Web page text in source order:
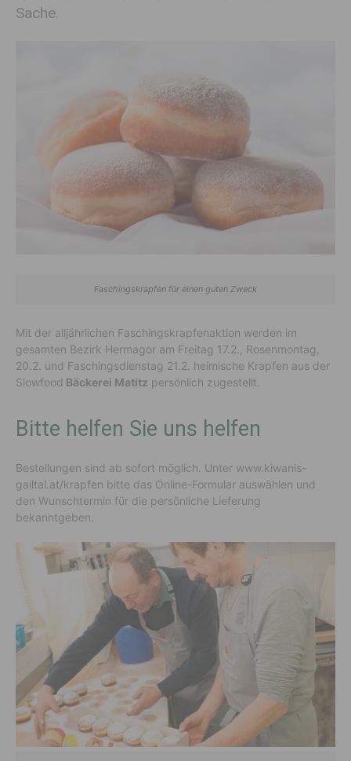
Sache.
Faschingskrapfen für einen guten Zweck
Mit der alljährlichen Faschingskrapfenaktion werden im
gesamten Bezirk Hermagor am Freitag 17.2., Rosenmontag,
20.2. und Faschingsdienstag 21.2. heimische Krapfen aus der
Slowfood Bäckerei Matitz persönlich zugestellt.
Bitte helfen Sie uns helfen
Bestellungen sind ab sofort möglich. Unter www.kiwanis-
gailtal.at/krapfen bitte das Online-Formular auswählen und
den Wunschtermin für die persönliche Lieferung
bekanntgeben.